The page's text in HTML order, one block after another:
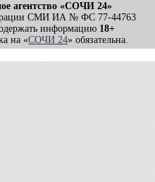
агентство «СОЧИ 24»
СМИ ИА № ФС 77-44763
информацию 18+
на «СОЧИ 24» обязательна.